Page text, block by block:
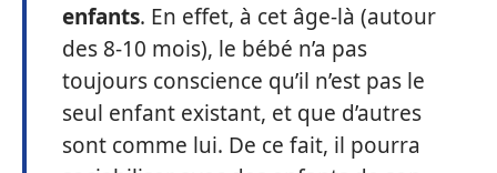
enfants. En effet, à cet âge-là (autour
des 8-10 mois), le bébé n’a pas
toujours conscience qu’il n’est pas le
seul enfant existant, et que d’autres
sont comme lui. De ce fait, il pourra